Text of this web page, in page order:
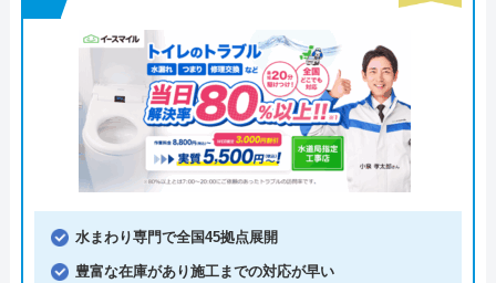
水まわり専門で全国45拠点展開
豊富な在庫があり施工までの対応が早い